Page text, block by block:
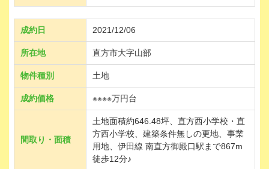
成約日 2021/12/06
所在地 直方市大字山部
物件種別 土地
成約価格 ※※※※万円台
間取り・面積
土地面積約646.48坪、直方西小学校・直
方西小学校、建築条件無しの更地、事業
用地、伊田線 南直方御殿口駅まで867m
徒歩12分♪